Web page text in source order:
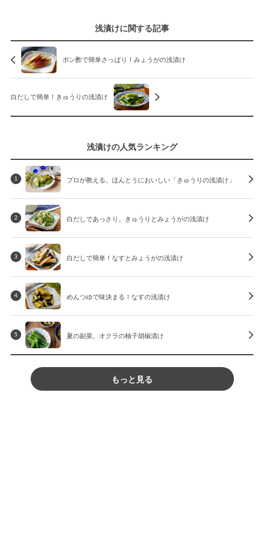
浅漬けに関する記事
ポン酢で簡単さっぱり！みょうがの浅漬け
白だしで簡単！きゅうりの浅漬け
浅漬けの人気ランキング
1 プロが教える。ほんとうにおいしい「きゅうりの浅漬け」
2 白だしであっさり。きゅうりとみょうがの浅漬け
3 白だしで簡単！なすとみょうがの浅漬け
4 めんつゆで味決まる！なすの浅漬け
5 夏の副菜。オクラの柚子胡椒漬け
もっと見る